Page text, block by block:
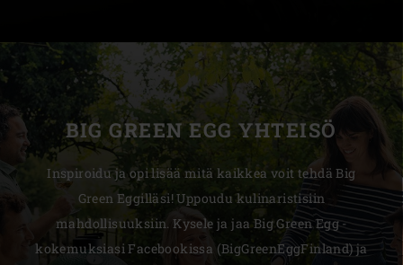
BIG GREEN EGG YHTEISÖ
Inspiroidu ja opi lisää mitä kaikkea voit tehdä Big
Green Eggilläsi! Uppoudu kulinaristisiin
mahdollisuuksiin. Kysele ja jaa Big Green Egg -
kokemuksiasi Facebookissa (BigGreenEggFinland) ja